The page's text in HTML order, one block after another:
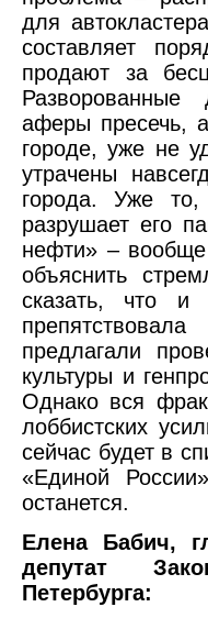
для
составляет
продают за
аферы пресечь,
городе, уже не
утрачены
города. Уже то,
разрушает его
нефти» – вообще
объяснить
сказать, что и
предлагали
культуры и
Однако вся
лоббистских
сейчас будет в
«Единой
останется.
Елена Бабич,
депутат
Петербурга: